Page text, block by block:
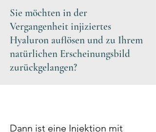
Sie möchten in der
Vergangenheit injiziertes
Hyaluron auflösen und zu Ihrem
natürlichen Erscheinungsbild
zurückgelangen?
Dann ist eine Injektion mit